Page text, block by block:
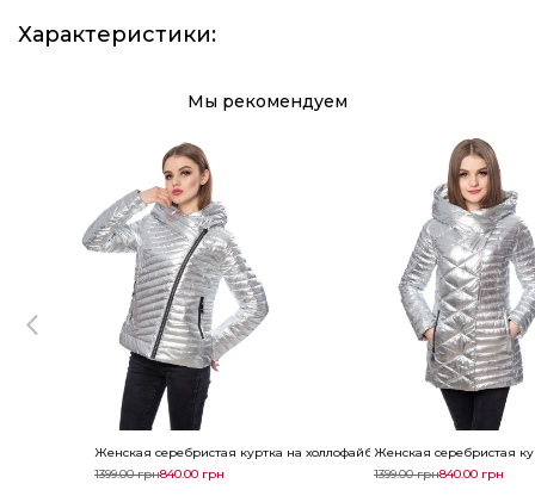
Характеристики:
Мы рекомендуем
Женская серебристая куртка на холлофайбере
1399.00грн840.00 грн
Женская серебристая
1399.00грн840.00 грн